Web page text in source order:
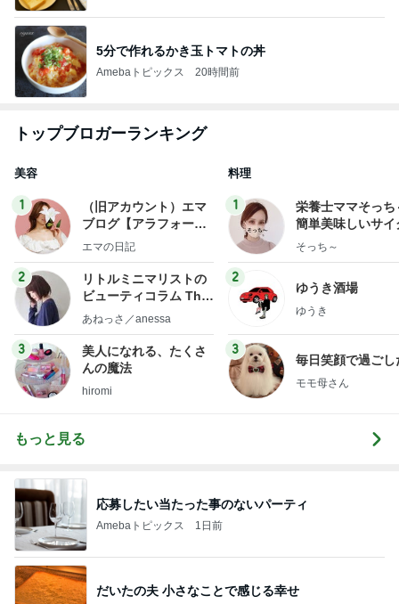
5分で作れるかき玉トマトの丼
Amebaトピックス 20時間前
トップブロガーランキング
美容
1
（旧アカウント）エマ
ブログ【アラフォー会
社売却セカンドライ
エマの日記
2
リトルミニマリストの
ビューティコラム The
little minimalist's bea
あねっさ／anessa
3
美人になれる、たくさ
んの魔法
hiromi
料理
1
栄養士ママそっち
簡単美味しいサイ
献立
そっち～
2
ゆうき酒場
ゆうき
3
毎日笑顔で過ごし
モモ母さん
もっと見る
応募したい当たった事のないパーティ
Amebaトピックス 1日前
だいたの夫 小さなことで感じる幸せ